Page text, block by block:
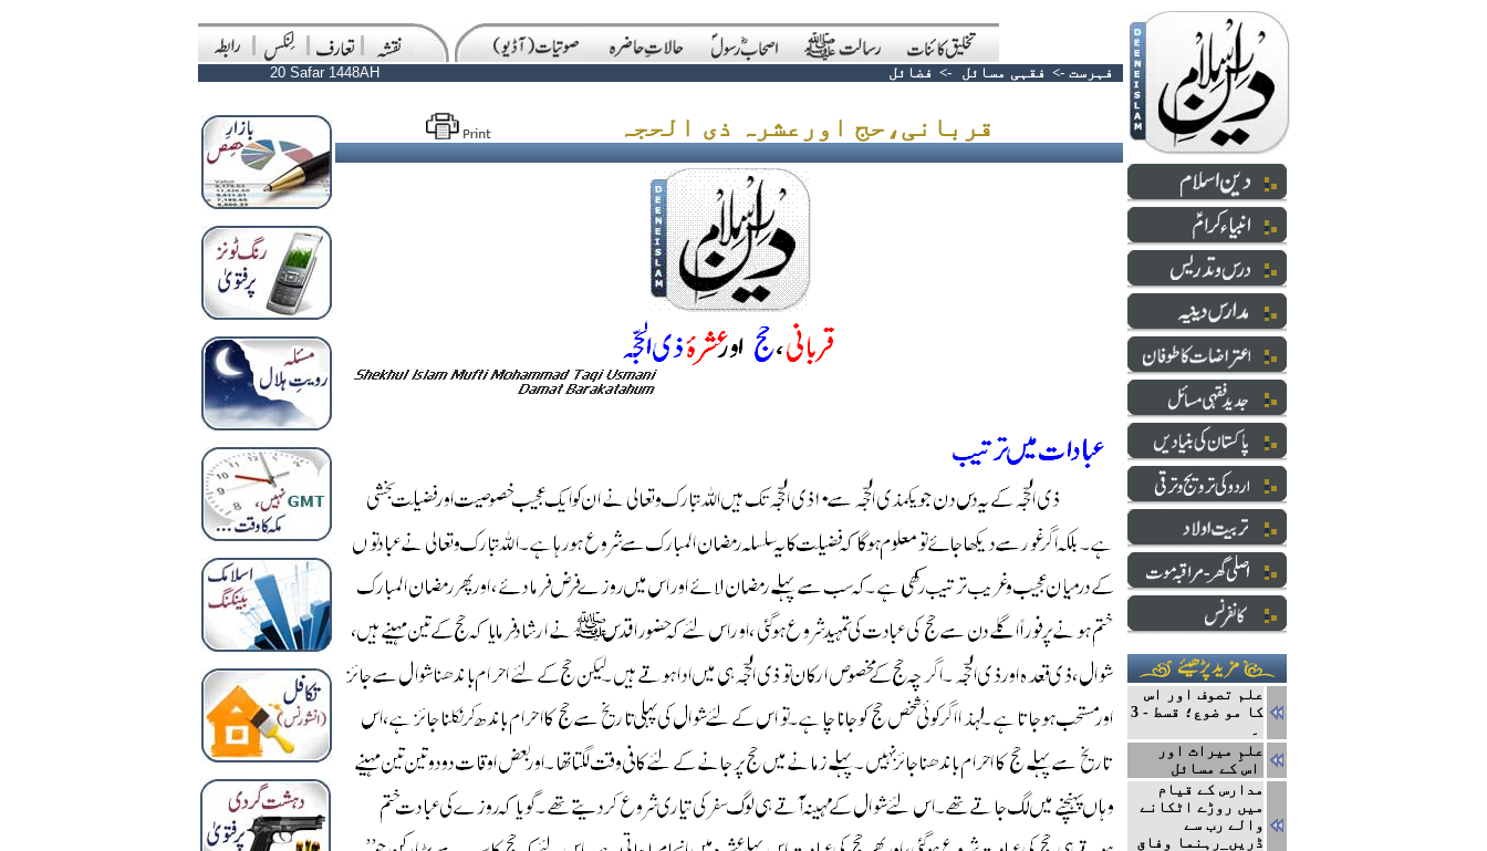
20 Safar 1448AH فہرست -> فقہی مسائل -> فضائل
علم تصوف اور اس
کا مو ضوع؛ قسط - 3
۔
علمِ میراث اور
اس کے مسائل
مدارس کے قیام
میں روڑے اٹکانے
والے رب سے
ڈریں_رہنما وفاق